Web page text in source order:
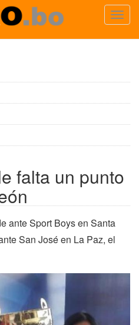
falta un punto
ante Sport Boys en Santa
San José en La Paz, el